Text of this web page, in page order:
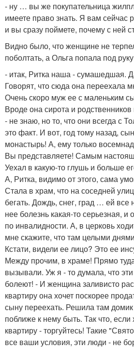
- ну … вы же покупательница
имеете право знать. Я вам сейчас
и вы сразу поймете, почему с ней
Видно было, что женщине не
поболтать, а Ольга попала под руку
- итак, Ритка наша - сумашедшая.
Говорят, что сюда она переехала
Очень скоро муж ее с маленьким
Вроде она сирота и родственников
- не знаю, но то, что они всегда с
это факт. И вот, год тому назад,
монастырь! А, ему только
Вы представляете! Самым
Уехал в какую-то глушь и больше
А, Ритка, видимо от этого, сама
Стала в храм, что на соседней
бегать. Дождь, снег, град … ей все
нее болезнь какая-то серьезная, и
по инвалидности. А, в церковь
мне скажите, что там целыми
Кстати, видели ее лицо? Это ее
Между прочим, в храме! Прямо
вызывали. Уж я - то думала, что
болеют! - И женщина заливисто
квартиру она хочет поскорее
сыну переехать. Решила там домик
поближе к нему быть. Так что, если
квартиру - торгуйтесь! Такие
все ваши условия, эти люди - не